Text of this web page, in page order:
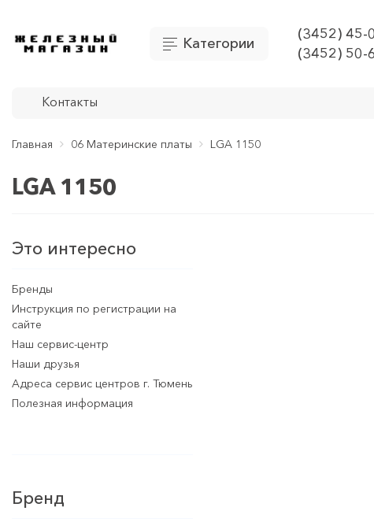
Категории
(3452) 45-
(3452) 50-
Контакты
Главная 06 Материнские платы LGA 1150
LGA 1150
Это интересно
Бренды
Инструкция по регистрации на
сайте
Наш сервис-центр
Наши друзья
Адреса сервис центров г. Тюмень
Полезная информация
Бренд